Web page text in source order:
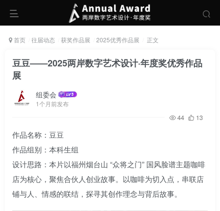
首页 往届动态 获奖作品展 2025优秀作品展 正文
豆豆——2025两岸数字艺术设计·年度奖优秀作品
展
组委会
1个月前发布
44 13
作品名称：豆豆
作品组别：本科生组
设计思路：本片以福州烟台山 “众将之门” 国风脸谱主题咖啡
店为核心，聚焦合伙人创业故事。以咖啡为切入点，串联店
铺与人、情感的联结，探寻其创作理念与背后故事。